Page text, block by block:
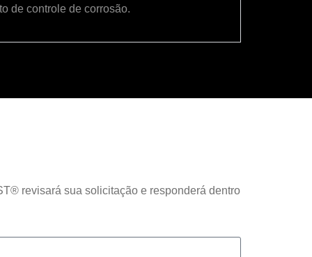
de controle de corrosão.
revisará sua solicitação e responderá dentro